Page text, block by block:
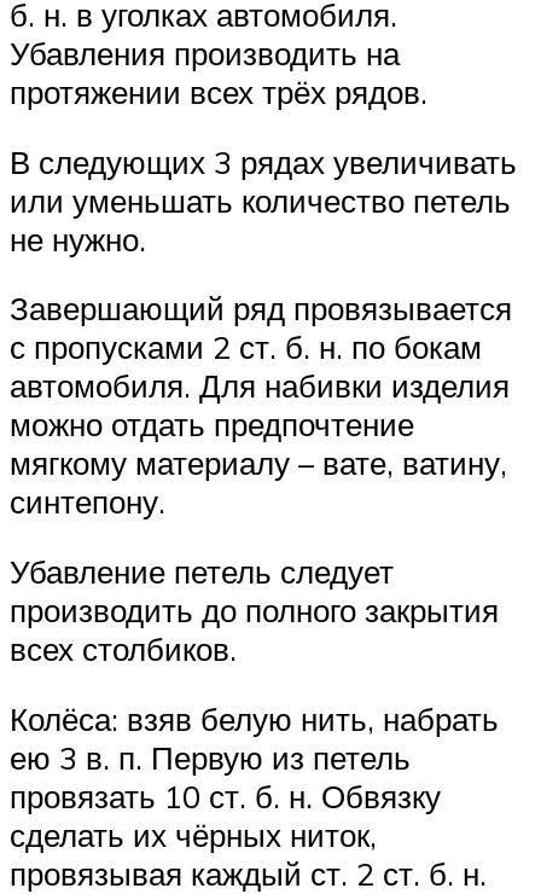
б. н. в уголках автомобиля.
Убавления производить на
протяжении всех трёх рядов.
В следующих 3 рядах увеличивать
или уменьшать количество петель
не нужно.
Завершающий ряд провязывается
с пропусками 2 ст. б. н. по бокам
автомобиля. Для набивки изделия
можно отдать предпочтение
мягкому материалу – вате, ватину,
синтепону.
Убавление петель следует
производить до полного закрытия
всех столбиков.
Колёса: взяв белую нить, набрать
ею 3 в. п. Первую из петель
провязать 10 ст. б. н. Обвязку
сделать их чёрных ниток,
провязывая каждый ст. 2 ст. б. н.